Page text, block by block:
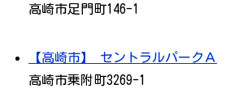
高崎市足門町146-1
【高崎市】 セントラルパークＡ
高崎市乗附町3269-1